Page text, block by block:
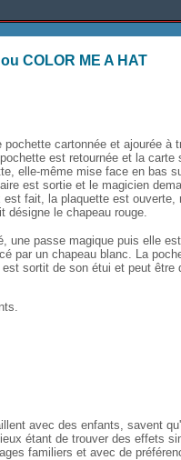
COLOR ME A HAT
pochette cartonnée et ajourée
est retournée et la
elle-même mise face en bas
est sortie et le magicien
est fait, la plaquette est
désigne le chapeau rouge.
une passe magique puis elle
par un chapeau blanc. La
sortit de son étui et peut être
avec des enfants, savent
étant de trouver des effets
familiers et avec de